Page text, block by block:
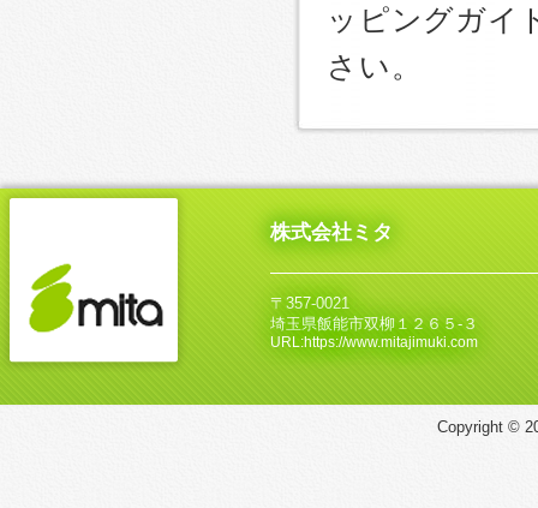
ッピングガイ
さい。
株式会社ミタ
〒357-0021
埼玉県飯能市双柳１２６５‐３
URL:https://www.mitajimuki.com
Copyright ©